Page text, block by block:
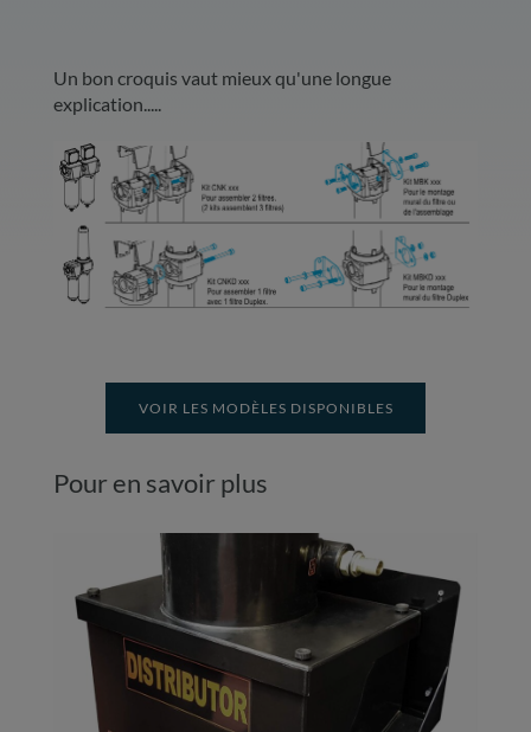
Un bon croquis vaut mieux qu'une longue
explication.....
VOIR LES MODÈLES DISPONIBLES
Pour en savoir plus